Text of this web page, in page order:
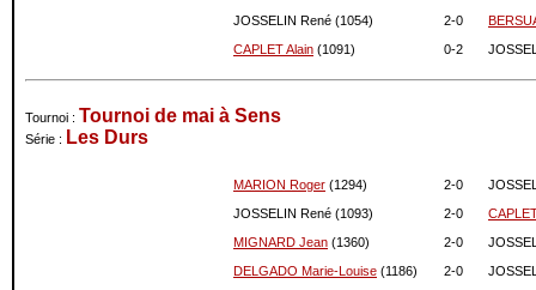
JOSSELIN René (1054)
2-0
CAPLET Alain (1091) 0-2
Tournoi : Tournoi de mai à Sens
Série : Les Durs
MARION Roger (1294) 2-0
JOSSELIN René (1093)
2-0
MIGNARD Jean (1360) 2-0
DELGADO Marie-Louise (1186) 2-0